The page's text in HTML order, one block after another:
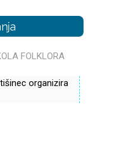
FOLKLORA
organizira